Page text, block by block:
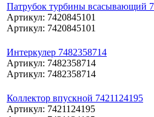
Патрубок турбины всасывающий
Артикул: 7420845101
Артикул: 7420845101
Интеркулер 7482358714
Артикул: 7482358714
Артикул: 7482358714
Коллектор впускной 7421124195
Артикул: 7421124195